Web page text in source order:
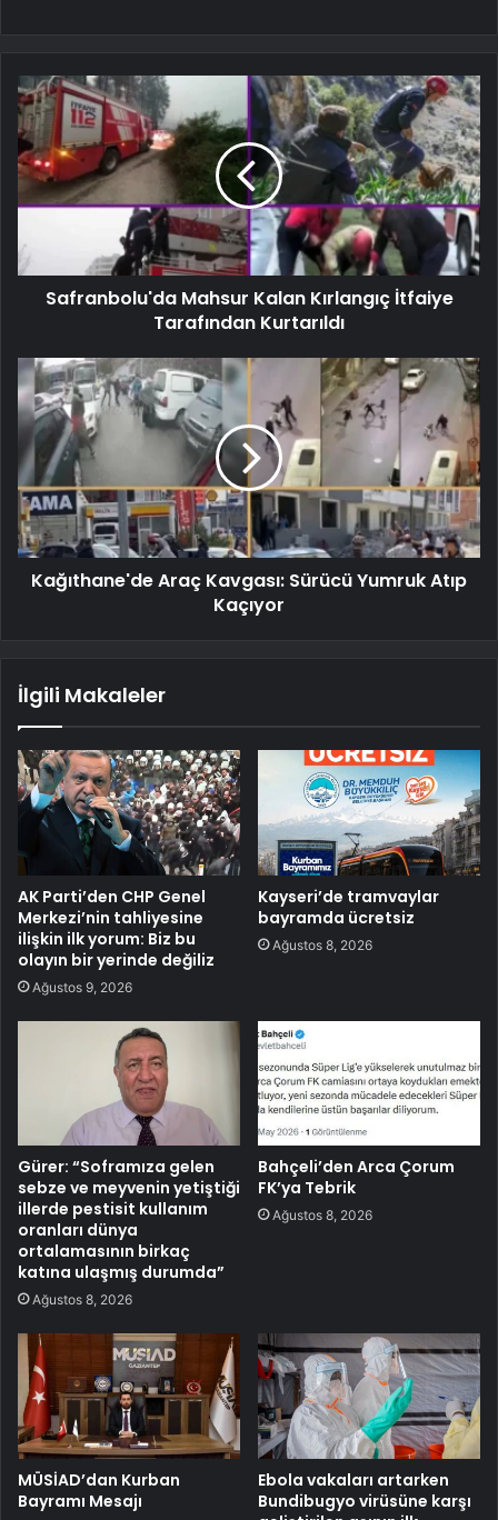
Safranbolu'da Mahsur Kalan Kırlangıç ​​İtfaiye
Tarafından Kurtarıldı
Kağıthane'de Araç Kavgası: Sürücü Yumruk Atıp
Kaçıyor
İlgili Makaleler
AK Parti’den CHP Genel
Merkezi’nin tahliyesine
ilişkin ilk yorum: Biz bu
olayın bir yerinde değiliz
Ağustos 9, 2026
Kayseri’de tramvaylar
bayramda ücretsiz
Ağustos 8, 2026
Gürer: “Soframıza gelen
sebze ve meyvenin yetiştiği
illerde pestisit kullanım
oranları dünya
ortalamasının birkaç
katına ulaşmış durumda”
Ağustos 8, 2026
Bahçeli’den Arca Çorum
FK’ya Tebrik
Ağustos 8, 2026
MÜSİAD’dan Kurban
Bayramı Mesajı
Ebola vakaları artarken
Bundibugyo virüsüne karşı